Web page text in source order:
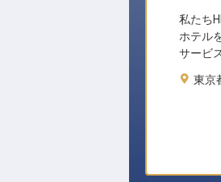
私たち
ホテル
サービ
東京